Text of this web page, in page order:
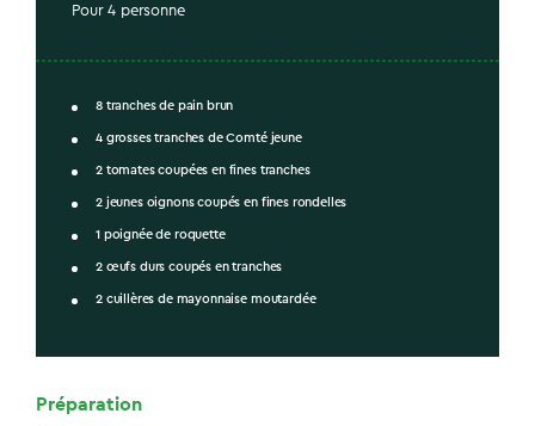
Pour 4 personne
8 tranches de pain brun
4 grosses tranches de Comté jeune
2 tomates coupées en fines tranches
2 jeunes oignons coupés en fines rondelles
1 poignée de roquette
2 œufs durs coupés en tranches
2 cuillères de mayonnaise moutardée
Préparation